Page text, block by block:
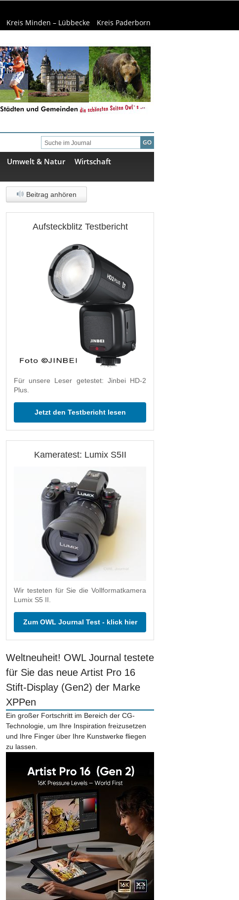
Kreis Minden – Lübbecke Kreis Paderborn
Umwelt & Natur
Wirtschaft
Beitrag anhören
Aufsteckblitz Testbericht
Für unsere Leser getestet: Jinbei HD-2
Plus.
Jetzt den Testbericht lesen
Kameratest: Lumix S5II
Wir testeten für Sie die Vollformatkamera
Lumix S5 II.
Zum OWL Journal Test - klick hier
Weltneuheit! OWL Journal testete
für Sie das neue Artist Pro 16
Stift-Display (Gen2) der Marke
XPPen
Ein großer Fortschritt im Bereich der CG-
Technologie, um Ihre Inspiration freizusetzen
und Ihre Finger über Ihre Kunstwerke fliegen
zu lassen.